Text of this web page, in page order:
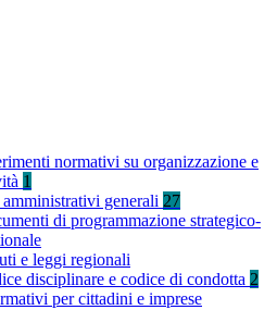
normativi su organizzazione e
1
generali 27
di programmazione strategico-
e leggi regionali
disciplinare e codice di condotta 2
per cittadini e imprese